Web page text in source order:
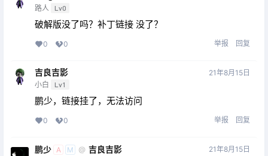
路人 Lv0
破解版没了吗？补丁链接 没了？
0 0 举报 回复
吉良吉影
小白 Lv1
21年8月15日
鹏少，链接挂了，无法访问
0 0 举报 回复
鹏少 A M @ 吉良吉影 21年8月15日